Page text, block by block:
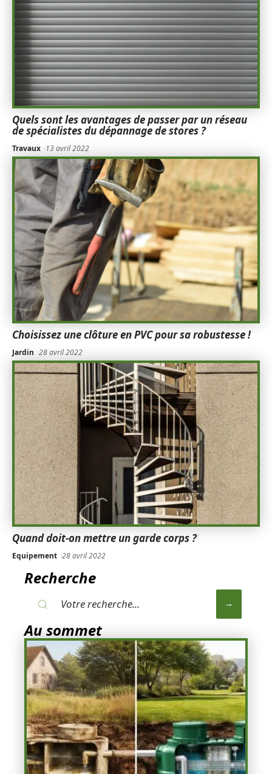
Quels sont les avantages de passer par un réseau
de spécialistes du dépannage de stores ?
Travaux 13 avril 2022
Choisissez une clôture en PVC pour sa robustesse !
Jardin 28 avril 2022
Quand doit-on mettre un garde corps ?
Equipement 28 avril 2022
Recherche
Au sommet